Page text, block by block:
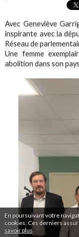
En poursuivant votre
cookies. Ces derniers
savoir plus
Avec Geneviève
inspirante avec la
Réseau de
Une femme
abolition dans son